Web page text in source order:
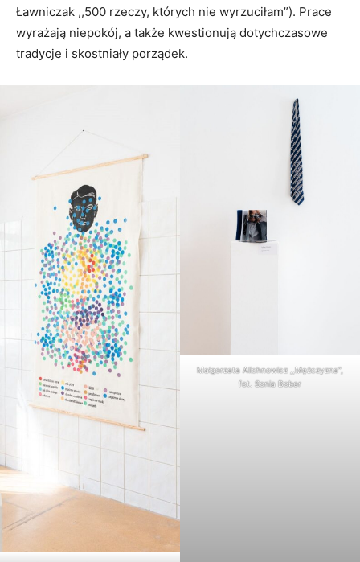
Ławniczak ,,500 rzeczy, których nie wyrzuciłam”). Prace
wyrażają niepokój, a także kwestionują dotychczasowe
tradycje i skostniały porządek.
Małgorzata Alichnowicz ,,Mężczyzna”,
fot. Sonia Bober